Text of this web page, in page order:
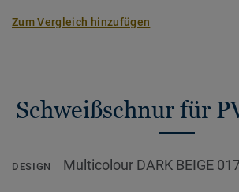
Zum Vergleich hinzufügen
Schweißschnur für
DESIGN Multicolour DARK BEIGE